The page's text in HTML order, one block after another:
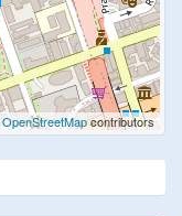
OpenStreetMapcontributors